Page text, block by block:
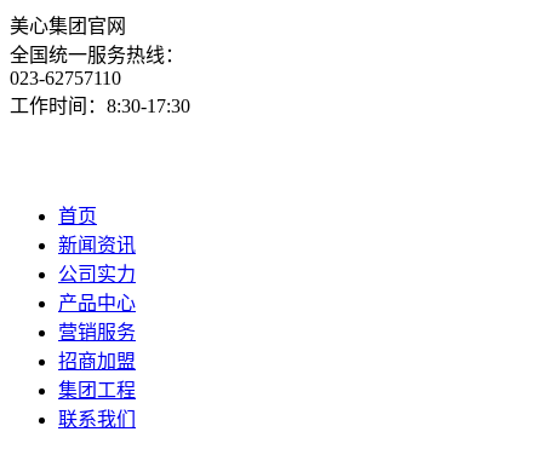
美心集团官网
全国统一服务热线：
023-62757110
工作时间：8:30-17:30
首页
新闻资讯
公司实力
产品中心
营销服务
招商加盟
集团工程
联系我们